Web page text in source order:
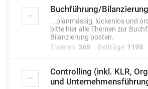
Buchführung/Bilanzierung
...planmässig, lückenlos und
bitte hier alle Themen zur
Bilanzierung posten.
Themen: 369 Beiträge: 1198
Controlling (inkl. KLR,
und